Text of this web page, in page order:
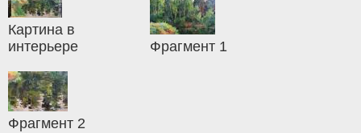
Картина в
интерьере
Фрагмент 1
Фрагмент 2